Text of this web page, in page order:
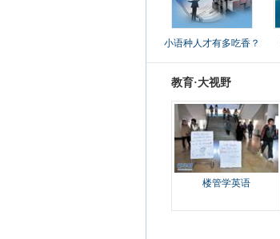
小语种人才有多吃香？
教育·大视野
楼管学英语